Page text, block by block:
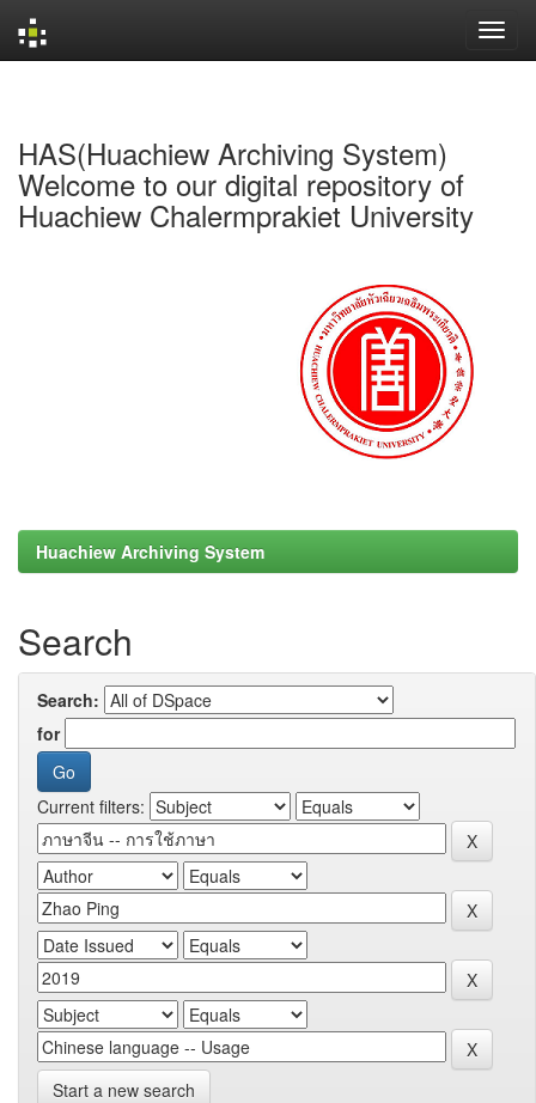
HAS(Huachiew Archiving System)
Welcome to our digital repository of
Huachiew Chalermprakiet University
Huachiew Archiving System
Search
Search:
for
Current filters:
Start a new search